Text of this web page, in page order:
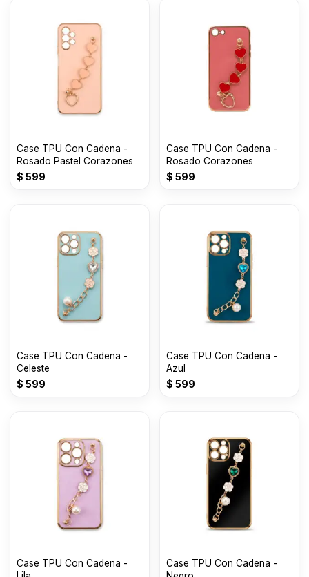
Case TPU Con Cadena -
Rosado Pastel Corazones
$ 599
Case TPU Con Cadena -
Rosado Corazones
$ 599
Case TPU Con Cadena -
Celeste
$ 599
Case TPU Con Cadena -
Azul
$ 599
Case TPU Con Cadena -
Case TPU Con Cadena -